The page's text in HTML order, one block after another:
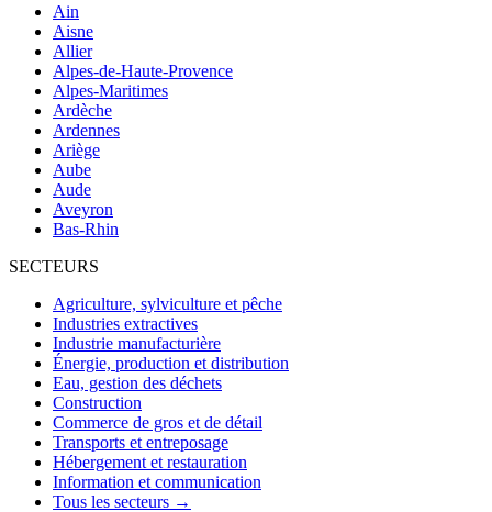
Ain
Aisne
Allier
Alpes-de-Haute-Provence
Alpes-Maritimes
Ardèche
Ardennes
Ariège
Aube
Aude
Aveyron
Bas-Rhin
SECTEURS
Agriculture, sylviculture et pêche
Industries extractives
Industrie manufacturière
Énergie, production et distribution
Eau, gestion des déchets
Construction
Commerce de gros et de détail
Transports et entreposage
Hébergement et restauration
Information et communication
Tous les secteurs →